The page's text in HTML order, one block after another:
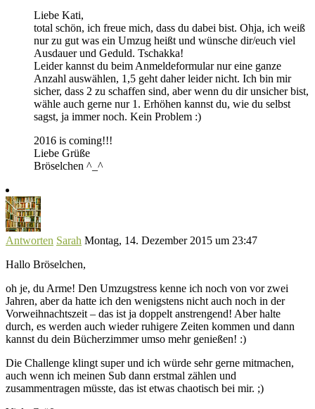
Liebe Kati,
total schön, ich freue mich, dass du dabei bist. Ohja, ich weiß
nur zu gut was ein Umzug heißt und wünsche dir/euch viel
Ausdauer und Geduld. Tschakka!
Leider kannst du beim Anmeldeformular nur eine ganze
Anzahl auswählen, 1,5 geht daher leider nicht. Ich bin mir
sicher, dass 2 zu schaffen sind, aber wenn du dir unsicher bist,
wähle auch gerne nur 1. Erhöhen kannst du, wie du selbst
sagst, ja immer noch. Kein Problem :)
2016 is coming!!!
Liebe Grüße
Bröselchen ^_^
Antworten Sarah Montag, 14. Dezember 2015 um 23:47
Hallo Bröselchen,
oh je, du Arme! Den Umzugstress kenne ich noch von vor zwei
Jahren, aber da hatte ich den wenigstens nicht auch noch in der
Vorweihnachtszeit – das ist ja doppelt anstrengend! Aber halte
durch, es werden auch wieder ruhigere Zeiten kommen und dann
kannst du dein Bücherzimmer umso mehr genießen! :)
Die Challenge klingt super und ich würde sehr gerne mitmachen,
auch wenn ich meinen Sub dann erstmal zählen und
zusammentragen müsste, das ist etwas chaotisch bei mir. ;)